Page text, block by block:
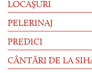
LOCAȘURI
PELERINAJ
PREDICI
CÂNTĂRI DE LA